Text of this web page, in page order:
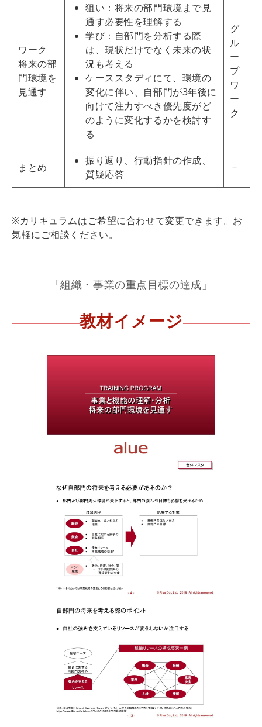
ワーク
将来の部
門環境を
見通す
狙い：将来の部門環境まで見
通す必要性を理解する
学び：自部門を分析する際
は、現状だけでなく未来の状
況も考える
ケーススタディにて、環境の
変化に伴い、自部門が3年後に
向けて注力すべき優先度がど
のように変化するかを検討す
る
グ
ル
ー
プ
ワ
ー
ク
まとめ
振り返り、行動指針の作成、
質疑応答
－
※カリキュラムはご希望に合わせて変更できます。お
気軽にご相談ください。
「組織・事業の重点目標の達成」
教材イメージ